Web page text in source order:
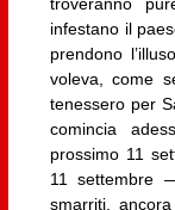
infestano il
prendono
voleva, come
tenessero per
comincia
prossimo 11
11 settembre
smarriti,